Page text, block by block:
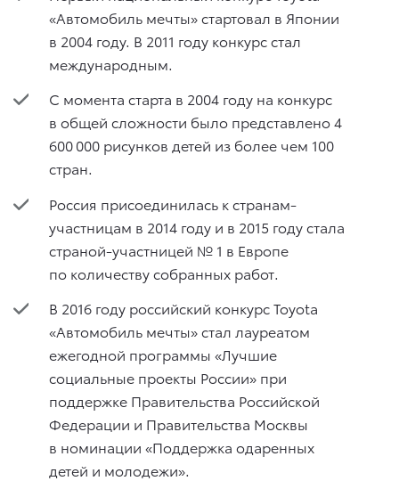
«Автомобиль мечты» стартовал в Японии
в 2004 году. В 2011 году конкурс стал
международным.
С момента старта в 2004 году на конкурс
в общей сложности было представлено 4
600 000 рисунков детей из более чем 100
стран.
Россия присоединилась к странам-
участницам в 2014 году и в 2015 году стала
страной-участницей № 1 в Европе
по количеству собранных работ.
В 2016 году российский конкурс Toyota
«Автомобиль мечты» стал лауреатом
ежегодной программы «Лучшие
социальные проекты России» при
поддержке Правительства Российской
Федерации и Правительства Москвы
в номинации «Поддержка одаренных
детей и молодежи».